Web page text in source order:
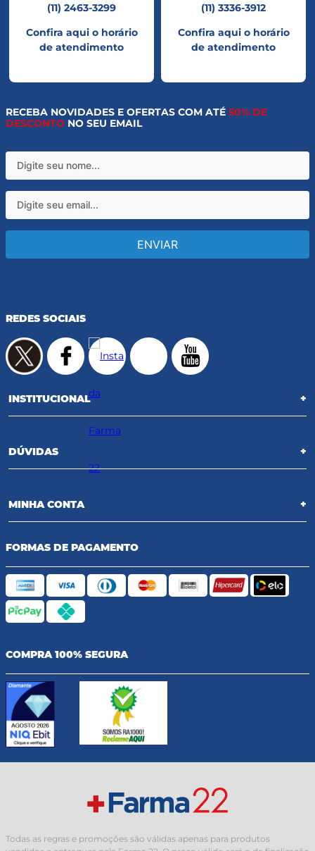
(11) 2463-3299
Confira aqui o horário
de atendimento
(11) 3336-3912
Confira aqui o horário
de atendimento
RECEBA NOVIDADES E OFERTAS COM ATÉ 50% DE
DESCONTO NO SEU EMAIL
ENVIAR
REDES SOCIAIS
INSTITUCIONAL +
DÚVIDAS +
MINHA CONTA +
FORMAS DE PAGAMENTO
COMPRA 100% SEGURA
Todas as regras e promoções são válidas apenas para produtos